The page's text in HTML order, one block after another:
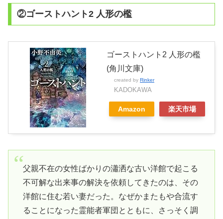
②ゴーストハント2 人形の檻
ゴーストハント2 人形の檻
(角川文庫)
created by Rinker
KADOKAWA
Amazon 楽天市場
父親不在の女性ばかりの瀟洒な古い洋館で起こる
不可解な出来事の解決を依頼してきたのは、その
洋館に住む若い妻だった。なぜかまたもや合流す
ることになった霊能者軍団とともに、さっそく調